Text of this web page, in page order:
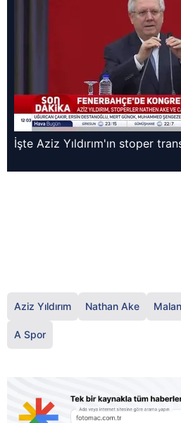
İşte Aziz Yıldırım'ın stoper
Aziz Yıldırım Nathan Ake
A Spor